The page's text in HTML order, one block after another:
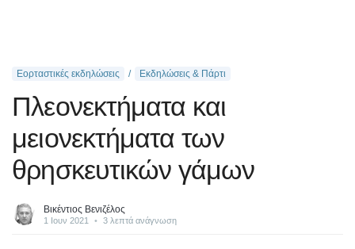
Εορταστικές εκδηλώσεις Εκδηλώσεις & Πάρτι
Πλεονεκτήματα και
μειονεκτήματα των
θρησκευτικών γάμων
Βικέντιος Βενιζέλος
1 Ιουν 2021 • 3 λεπτά ανάγνωση